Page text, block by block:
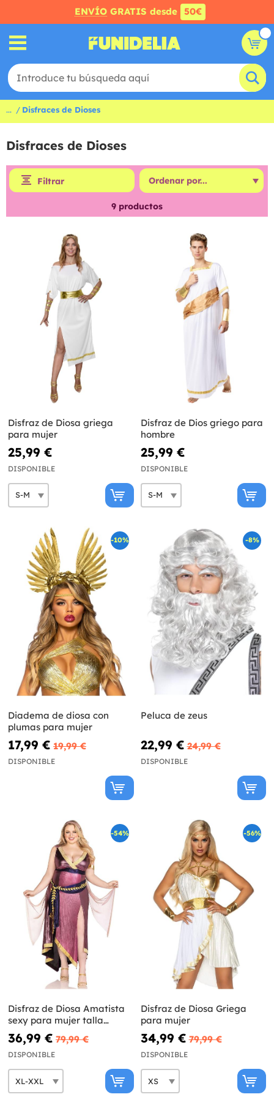
ENVÍO GRATIS desde 50€
... Disfraces de Dioses
Disfraces de Dioses
Filtrar
9 productos
Disfraz de Diosa griega
para mujer
25,99 €
DISPONIBLE
Disfraz de Dios griego para
hombre
25,99 €
DISPONIBLE
-10%
Diadema de diosa con
plumas para mujer
17,99 € 19,99 €
DISPONIBLE
-8%
Peluca de zeus
22,99 € 24,99 €
DISPONIBLE
-54%
Disfraz de Diosa Amatista
sexy para mujer talla
grande
36,99 € 79,99 €
DISPONIBLE
-56%
Disfraz de Diosa Griega
para mujer
34,99 € 79,99 €
DISPONIBLE